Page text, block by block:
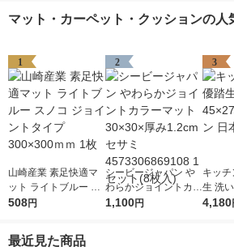
マット・カーペット・クッションの人
1
山崎産業 素足快適マ
ット ライトブルー ス
ノコ ジョイントタイ
508円
2
シービージャパン や
わらかジョイントカラ
ーマット 30×30×厚み
1,100円
3
キッ
生 洗
cm ブ
4,180
最近見た商品